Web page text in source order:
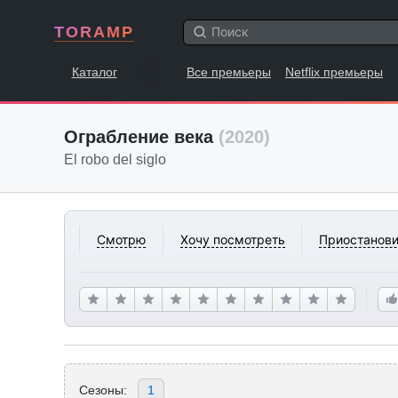
TORAMP
Каталог Все премьеры Netflix премьеры
Ограбление века (2020)
El robo del siglo
Смотрю Хочу посмотреть
Сезоны: 1